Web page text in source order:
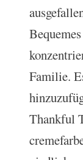
Familie.
Thankful